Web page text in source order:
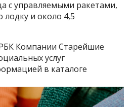
с управляемыми ракетами,
и около 4,5
Компании Старейшие
услуг
в каталоге